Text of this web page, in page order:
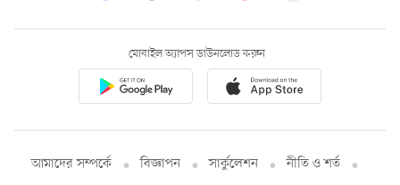
মোবাইল অ্যাপস ডাউনলোড করুন
আমাদের সম্পর্কে বিজ্ঞাপন সার্কুলেশন নীতি ও শর্ত